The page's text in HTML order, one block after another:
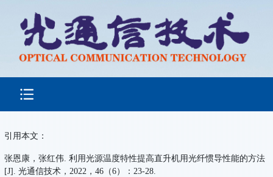
引用本文：
张恩康，张红伟. 利用光源温度特性提高直升机用光纤惯导性能的方法
[J]. 光通信技术，2022，46（6）：23-28.